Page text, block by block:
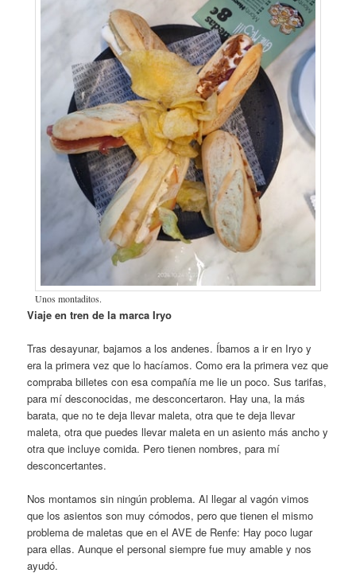
Unos montaditos.
Viaje en tren de la marca Iryo
Tras desayunar, bajamos a los andenes. Íbamos a ir en Iryo y
era la primera vez que lo hacíamos. Como era la primera vez que
compraba billetes con esa compañía me lie un poco. Sus tarifas,
para mí desconocidas, me desconcertaron. Hay una, la más
barata, que no te deja llevar maleta, otra que te deja llevar
maleta, otra que puedes llevar maleta en un asiento más ancho y
otra que incluye comida. Pero tienen nombres, para mí
desconcertantes.
Nos montamos sin ningún problema. Al llegar al vagón vimos
que los asientos son muy cómodos, pero que tienen el mismo
problema de maletas que en el AVE de Renfe: Hay poco lugar
para ellas. Aunque el personal siempre fue muy amable y nos
ayudó.